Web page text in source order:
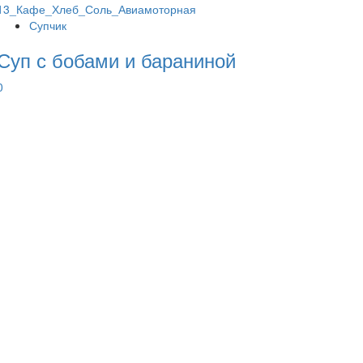
Супчик
с бобами и бараниной